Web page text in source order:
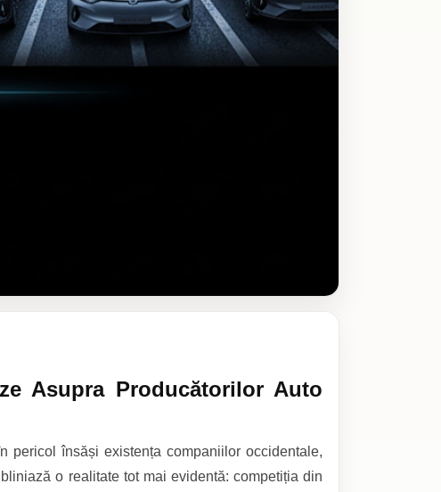
Asupra Producătorilor Auto
însăși existența companiilor occidentale,
o realitate tot mai evidentă: competiția din